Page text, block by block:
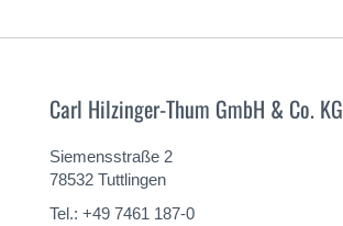
Carl Hilzinger-Thum GmbH & Co. KG
Siemensstraße 2
78532 Tuttlingen
Tel.: +49 7461 187-0